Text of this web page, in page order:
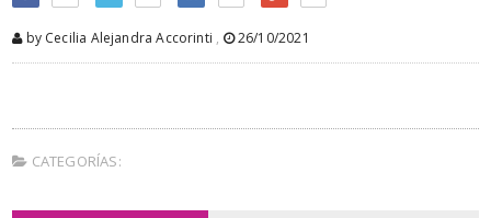
by Cecilia Alejandra Accorinti , 26/10/2021
CATEGORÍAS: